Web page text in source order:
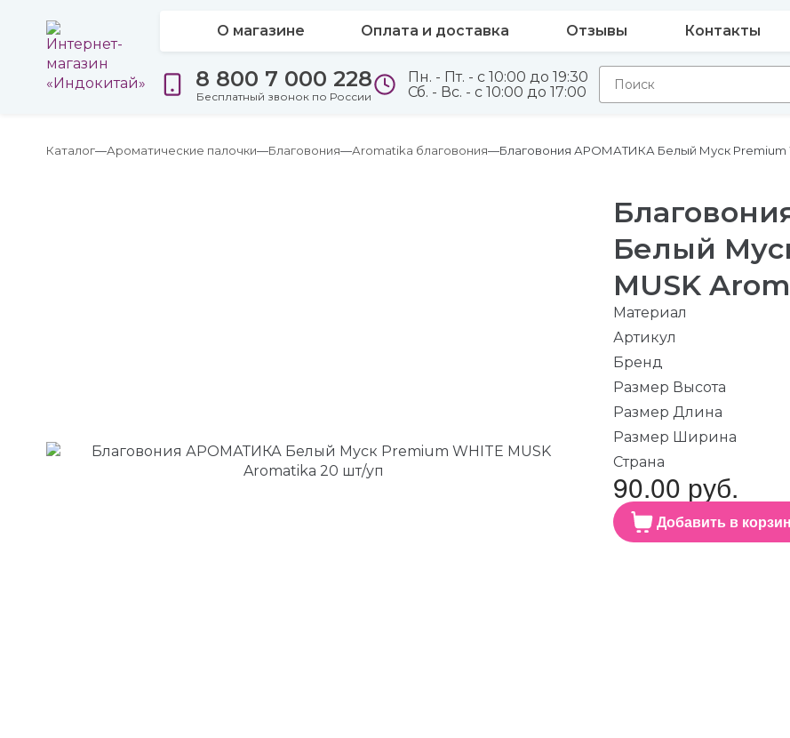
О магазине Оплата и доставка Отзывы Контакты
8 800 7 000 228
Бесплатный звонок по России
Пн. - Пт. - с 10:00 до 19:30
Сб. - Вс. - с 10:00 до 17:00
Каталог Ароматические палочки Благовония Аromatika благовония Благовония АРОМАТИКА Белый Муск Premium
Белый
MUSK
Материал
Артикул
Бренд
Размер Высота
Размер Длина
Размер Ширина
Страна
90.00 руб.
Добавить в